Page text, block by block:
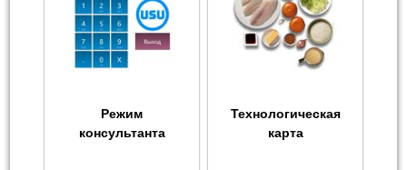
Режим
консультанта
Технологическая
карта